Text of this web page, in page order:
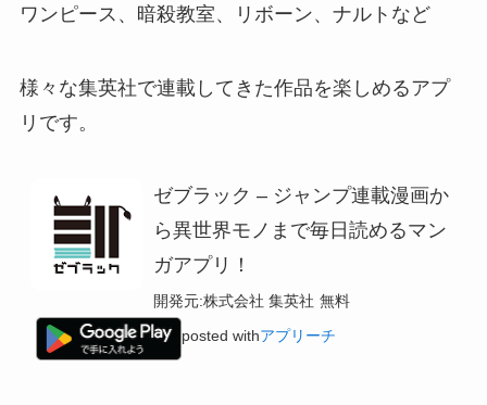
ワンピース、暗殺教室、リボーン、ナルトなど
様々な集英社で連載してきた作品を楽しめるアプ
リです。
ゼブラック – ジャンプ連載漫画か
ら異世界モノまで毎日読めるマン
ガアプリ！
開発元:株式会社 集英社 無料
posted withアプリーチ